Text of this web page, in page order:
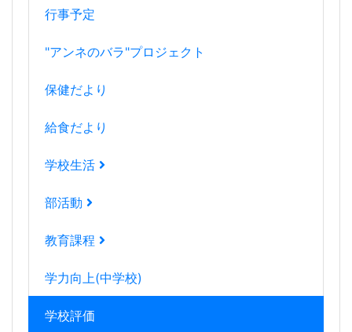
行事予定
"アンネのバラ"プロジェクト
保健だより
給食だより
学校生活
部活動
教育課程
学力向上(中学校)
学校評価